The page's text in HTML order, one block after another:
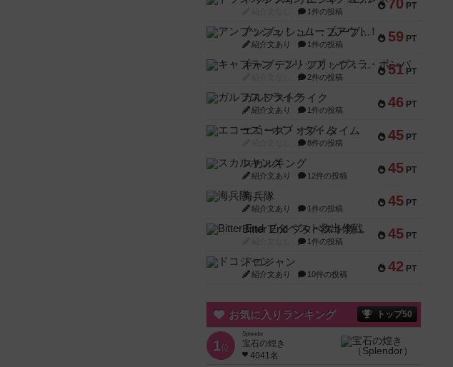
70 PT
1件の投稿
59 PT
アンブッシュ！：ムーブアウト！
紹介文あり 1件の投稿
51 PT
キャプテン・フリップ：イスラ・ボンバ
2件の投稿
46 PT
ガルフストライク
紹介文あり 1件の投稿
45 PT
エコーズ・オブ・タイム
8件の投稿
45 PT
スカルキング
紹介文あり 12件の投稿
45 PT
海兵隊
紹介文あり 1件の投稿
45 PT
Bitter End ブタペスト救出作戦
1件の投稿
42 PT
ドコジャン
紹介文あり 10件の投稿
お気に入りランキング トップ50
1位
Splendor
宝石の煌き
4041名